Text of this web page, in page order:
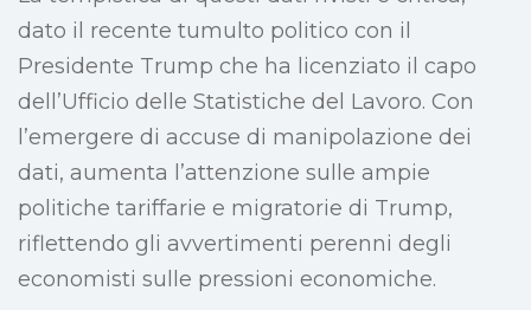
dato il recente tumulto politico con il
Presidente Trump che ha licenziato il capo
dell’Ufficio delle Statistiche del Lavoro. Con
l’emergere di accuse di manipolazione dei
dati, aumenta l’attenzione sulle ampie
politiche tariffarie e migratorie di Trump,
riflettendo gli avvertimenti perenni degli
economisti sulle pressioni economiche.